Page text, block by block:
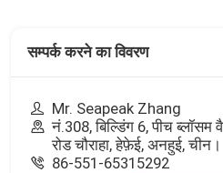
सम्पर्क करने का विवरण
Mr. Seapeak Zhang
नं.308, बिल्डिंग 6, पीच
रोड चौराहा, हेफ़ेई, अनहुई,
86-551-65315292